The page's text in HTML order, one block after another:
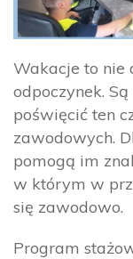
Wakacje to nie
odpoczynek.
poświęcić ten
zawodowych.
pomogą im
w którym w
się zawodowo.
Program